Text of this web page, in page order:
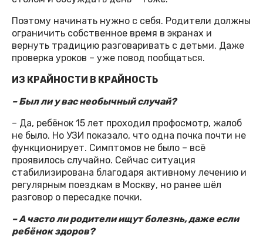
Поэтому начинать нужно с себя. Родители должны
ограничить собственное время в экранах и
вернуть традицию разговаривать с детьми. Даже
проверка уроков – уже повод пообщаться.
ИЗ КРАЙНОСТИ В КРАЙНОСТЬ
– Был ли у вас необычный случай?
– Да, ребёнок 15 лет проходил профосмотр, жалоб
не было. Но УЗИ показало, что одна почка почти не
функционирует. Симптомов не было – всё
проявилось случайно. Сейчас ситуация
стабилизирована благодаря активному лечению и
регулярным поездкам в Москву, но ранее шёл
разговор о пересадке почки.
– А часто ли родители ищут болезнь, даже если
ребёнок здоров?